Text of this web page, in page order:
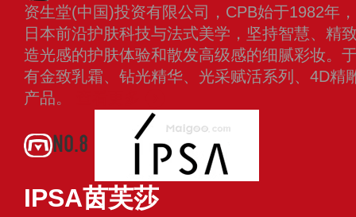
资生堂(中国)投资有限公司，CPB始于1982年
日本前沿护肤科技与法式美学，坚持智慧、精
造光感的护肤体验和散发高级感的细腻彩妆。
有金致乳霜、钻光精华、光采赋活系列、4D精
产品。
NO.8
IPSA茵芙莎